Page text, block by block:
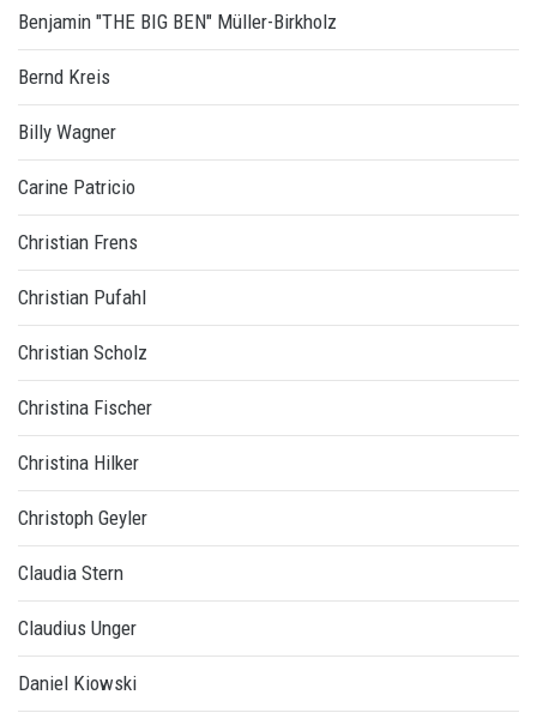
Benjamin "THE BIG BEN" Müller-Birkholz
Bernd Kreis
Billy Wagner
Carine Patricio
Christian Frens
Christian Pufahl
Christian Scholz
Christina Fischer
Christina Hilker
Christoph Geyler
Claudia Stern
Claudius Unger
Daniel Kiowski